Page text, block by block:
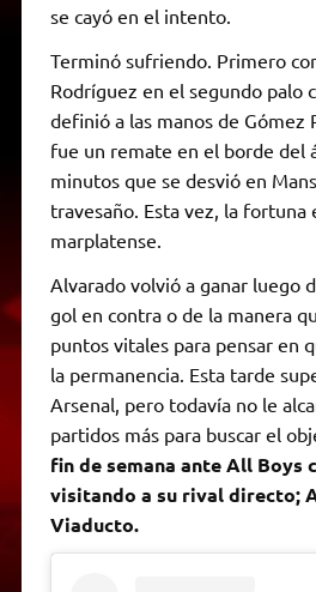
se cayó en el intento.
Terminó sufriendo. Primero
Rodríguez en el segundo palo
definió a las manos de Gómez
fue un remate en el borde del
minutos que se desvió en
travesaño. Esta vez, la fortuna
marplatense.
Alvarado volvió a ganar luego
gol en contra o de la manera
puntos vitales para pensar en
la permanencia. Esta tarde
Arsenal, pero todavía no le
partidos más para buscar el
fin de semana ante All Boys
visitando a su rival directo;
Viaducto.